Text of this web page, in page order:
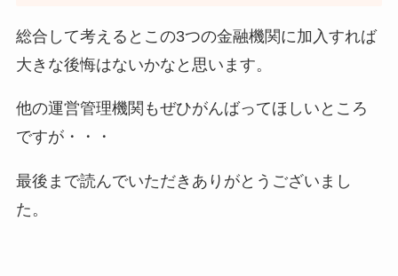
総合して考えるとこの3つの金融機関に加入すれば
大きな後悔はないかなと思います。
他の運営管理機関もぜひがんばってほしいところ
ですが・・・
最後まで読んでいただきありがとうございまし
た。